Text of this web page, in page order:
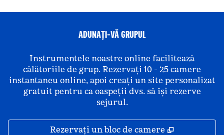
ADUNAȚI-VĂ GRUPUL
Instrumentele noastre online facilitează
călătoriile de grup. Rezervați 10 - 25 camere
instantaneu online, apoi creați un site personalizat
gratuit pentru ca oaspeții dvs. să își rezerve
sejurul.
Rezervați un bloc de camere ,